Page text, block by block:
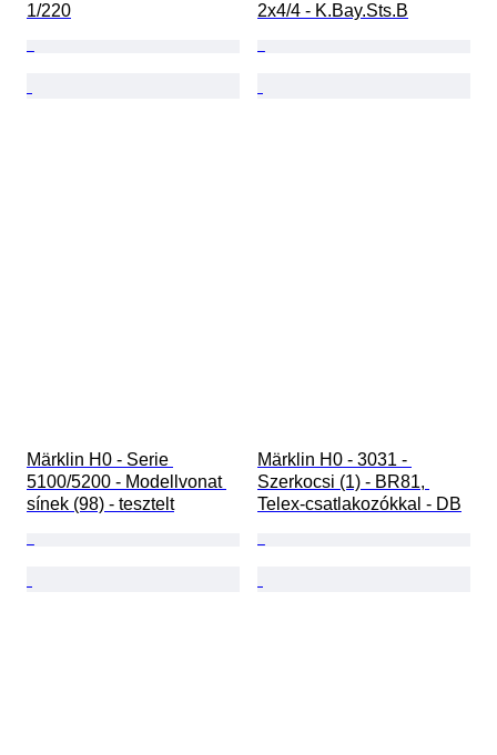
1/220
2x4/4 - K.Bay.Sts.B
Märklin H0 - Serie
5100/5200 - Modellvonat
sínek (98) - tesztelt
Märklin H0 - 3031 -
Szerkocsi (1) - BR81,
Telex-csatlakozókkal - DB